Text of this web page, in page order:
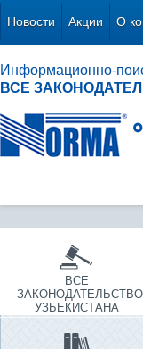
Новости Акции О
Информационно-
ВСЕ
ВСЕ
ЗАКОНОДАТЕЛЬСТВО
УЗБЕКИСТАНА